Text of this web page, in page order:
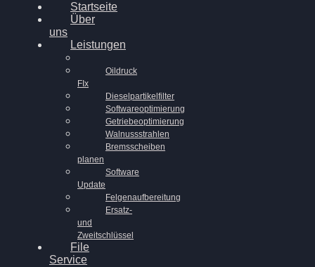
Startseite
Über
uns
Leistungen
Oildruck
FIx
Dieselpartikelfilter
Softwareoptimierung
Getriebeoptimierung
Walnussstrahlen
Bremsscheiben
planen
Software
Update
Felgenaufbereitung
Ersatz-
und
Zweitschlüssel
File
Service